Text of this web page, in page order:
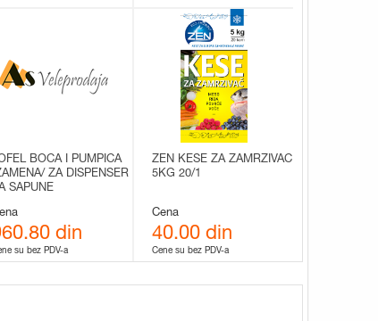
BOCA I PUMPICA
ZA DISPENSER
SAPUNE
din
su bez PDV-a
ZEN KESE ZA ZAMRZIVAC
5KG 20/1
Cena
40.00 din
Cene su bez PDV-a